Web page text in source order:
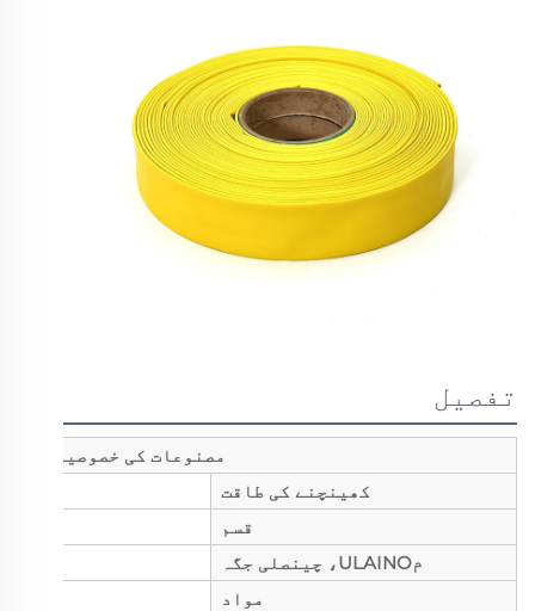
تفصیل
مصنوعات کی خصوصیات
کھینچنے کی طاقت
قسم
مULAINO، چینصلی جگہ
مواد